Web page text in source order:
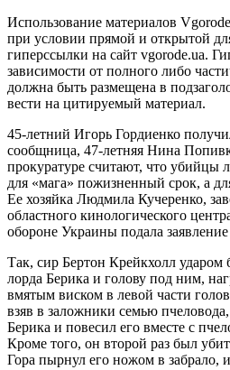
Использование материалов
при условии прямой и открытой
гиперссылки на сайт vgorode.ua.
зависимости от полного либо
должна быть размещена в
вести на цитируемый материал.
45-летний Игорь Гордиенко
сообщница, 47-летняя Нина
прокуратуре считают, что убийцы
для «мага» пожизненный срок, а
Ее хозяйка Людмила Кучеренко,
областного кинологического
обороне Украины подала
Так, сир Бертон Крейкхолл
лорда Берика и голову под ним,
вмятым виском в левой части
взяв в заложники семью
Берика и повесил его вместе с
Кроме того, он второй раз был
Гора пырнул его ножом в забрало,